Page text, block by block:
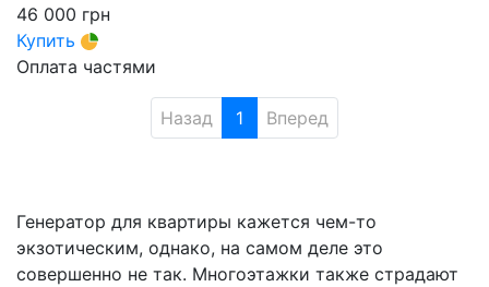
46 000 грн
Купить
Оплата частями
Назад 1 Вперед
Генератор для квартиры кажется чем-то
экзотическим, однако, на самом деле это
совершенно не так. Многоэтажки также страдают